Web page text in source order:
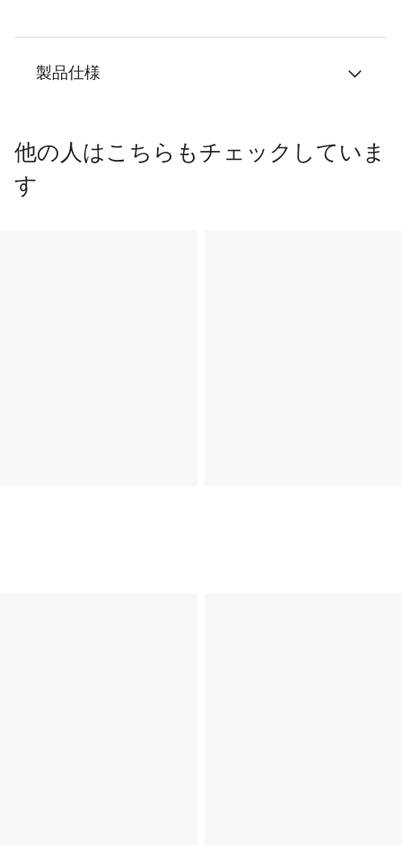
製品仕様
他の人はこちらもチェックしていま
す